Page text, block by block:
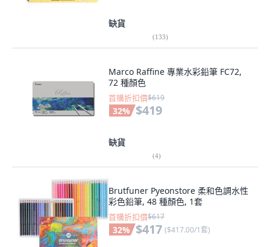
缺貨
(133)
Marco Raffine 專業水彩鉛筆 FC72,
72 種顏色
首購折扣價$619
32% $419
缺貨
(4)
Brutfuner Pyeonstore 柔和色調水性
彩色鉛筆, 48 種顏色, 1套
首購折扣價$617
32% $417 ($417.00/1套)